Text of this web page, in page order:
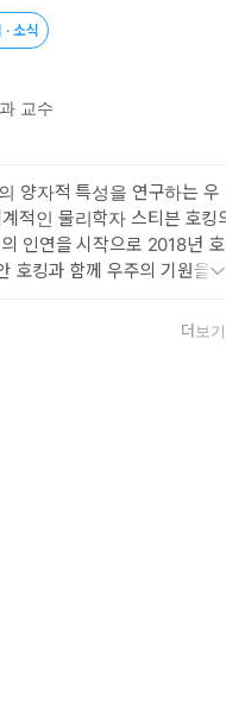
소식
교수
양자적 특성을 연구하는 우
적인 물리학자 스티븐 호킹의
인연을 시작으로 2018년 호
호킹과 함께 우주의 기원을
에 유리한 환경을 갖게 되었
탐험, 물리법칙이 우주와 함
더보기